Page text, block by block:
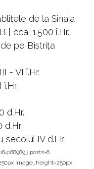
de la Sinaia
| cca. 1.500 î.Hr.
pe Bistriţa
- VI î.Hr.
d.Hr.
d.Hr
secolul IV d.Hr.
posts=6
image_height=250px